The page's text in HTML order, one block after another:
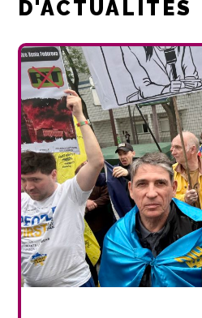
D'ACTUALITÉS